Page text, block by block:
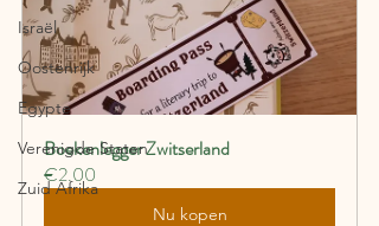
Israël
Oostenrijk
Egypte
Verenigde Staten
Zuid Afrika
Boekenlegger Zwitserland
€2.00
Nu kopen